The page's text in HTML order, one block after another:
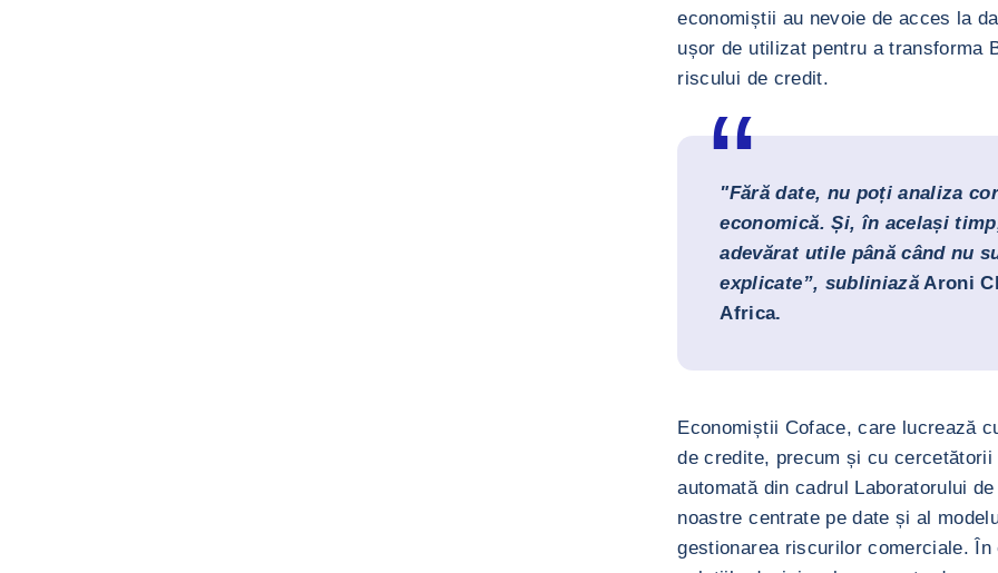
economiștii au nevoie de acces la
ușor de utilizat pentru a transforma
riscului de credit.
"Fără date, nu poți analiza
economică. Și, în același
adevărat utile până când nu
explicate”, subliniazăAroni
Africa.
Economiștii Coface, care lucrează
de credite, precum și cu
automată din cadrul Laboratorului
noastre centrate pe date și al
gestionarea riscurilor comerciale.